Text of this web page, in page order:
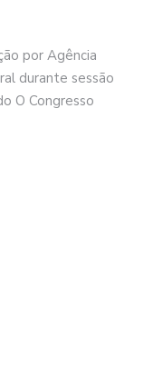
por Agência
durante sessão
O Congresso